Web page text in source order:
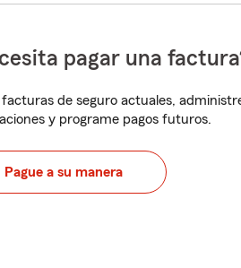
pagar una
facturas de seguro actuales,
y programe pagos futuros.
Pague a su manera